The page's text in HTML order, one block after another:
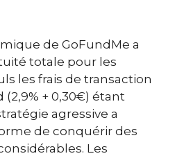
de GoFundMe a
totale pour les
les frais de transaction
+ 0,30€) étant
agressive a
de conquérir des
Les